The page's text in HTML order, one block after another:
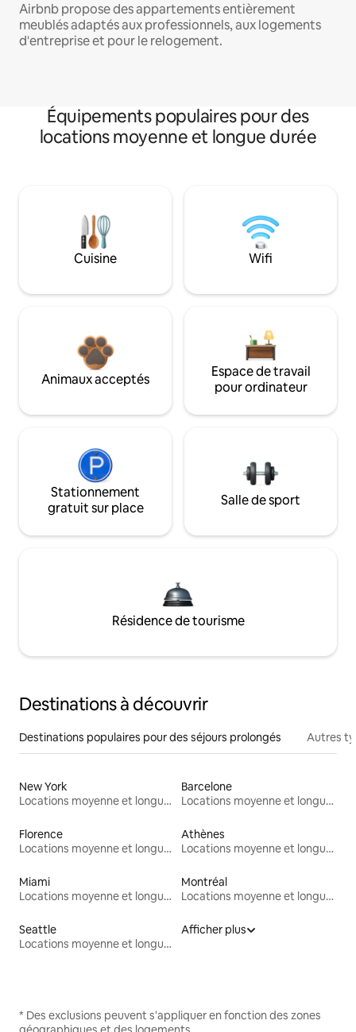
Airbnb propose des appartements entièrement
meublés adaptés aux professionnels, aux logements
d'entreprise et pour le relogement.
Équipements populaires pour des
locations moyenne et longue durée
Cuisine Wifi
Animaux acceptés
Espace de travail
pour ordinateur
Stationnement
gratuit sur place
Salle de sport
Résidence de tourisme
Destinations à découvrir
Destinations populaires pour des séjours prolongés Autres
New York
Locations moyenne et longue durée
Barcelone
Locations moyenne et longue durée
Florence
Locations moyenne et longue durée
Athènes
Locations moyenne et longue durée
Miami
Locations moyenne et longue durée
Montréal
Locations moyenne et longue durée
Seattle
Locations moyenne et longue durée
Afficher plus
* Des exclusions peuvent s'appliquer en fonction des zones